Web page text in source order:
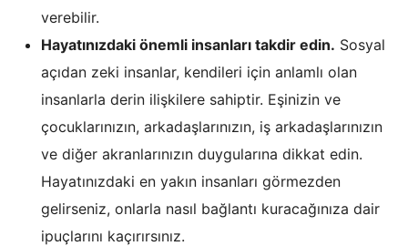
verebilir.
Hayatınızdaki önemli insanları takdir edin. Sosyal
açıdan zeki insanlar, kendileri için anlamlı olan
insanlarla derin ilişkilere sahiptir. Eşinizin ve
çocuklarınızın, arkadaşlarınızın, iş arkadaşlarınızın
ve diğer akranlarınızın duygularına dikkat edin.
Hayatınızdaki en yakın insanları görmezden
gelirseniz, onlarla nasıl bağlantı kuracağınıza dair
ipuçlarını kaçırırsınız.